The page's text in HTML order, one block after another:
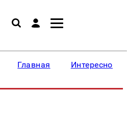
Главная Интересное